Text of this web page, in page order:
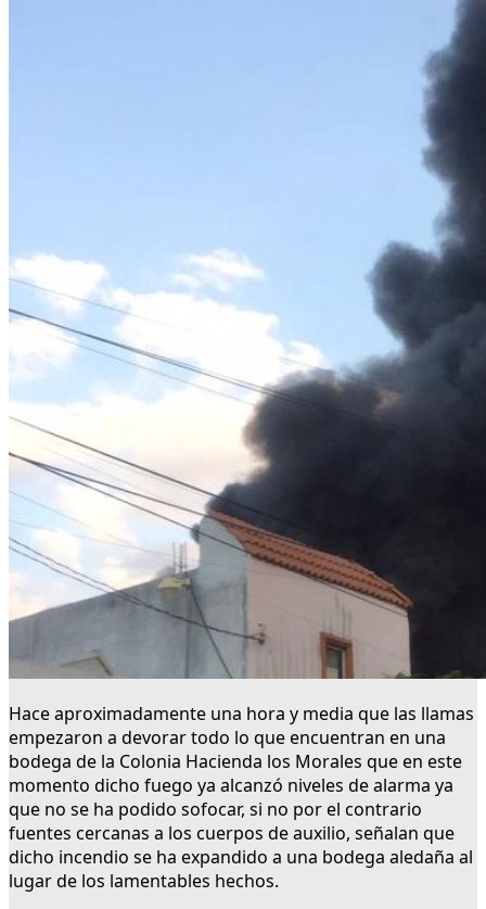
Hace aproximadamente una hora y media que las llamas
empezaron a devorar todo lo que encuentran en una
bodega de la Colonia Hacienda los Morales que en este
momento dicho fuego ya alcanzó niveles de alarma ya
que no se ha podido sofocar, si no por el contrario
fuentes cercanas a los cuerpos de auxilio, señalan que
dicho incendio se ha expandido a una bodega aledaña al
lugar de los lamentables hechos.